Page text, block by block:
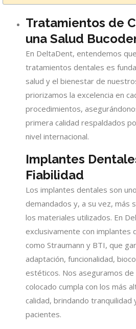
Tratamientos de
una Salud
En DeltaDent, entendemos
tratamientos dentales es
salud y el bienestar de
priorizamos la excelencia en
procedimientos,
primera calidad respaldados
nivel internacional.
Implantes
Fiabilidad
Los implantes dentales son
demandados y, a su vez, más
los materiales utilizados. En
exclusivamente con implantes
como Straumann y BTI, que
adaptación, funcionalidad,
estéticos. Nos aseguramos de
colocado cumpla con los más
calidad, brindando tranquilidad
pacientes.